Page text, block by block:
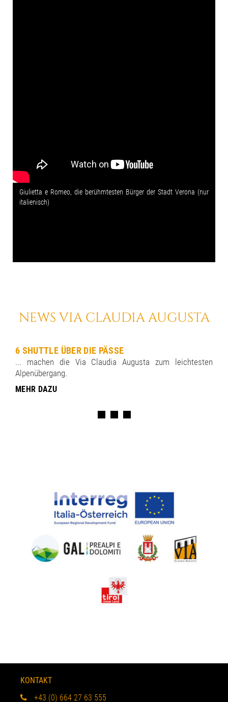
Giulietta e Romeo, die berühmtesten Bürger der Stadt Verona (nur
italienisch)
NEWS VIA CLAUDIA AUGUSTA
6 SHUTTLE ÜBER DIE PÄSSE
... machen die Via Claudia Augusta zum leichtesten
Alpenübergang.
MEHR DAZU
KONTAKT
+43 (0) 664 27 63 555